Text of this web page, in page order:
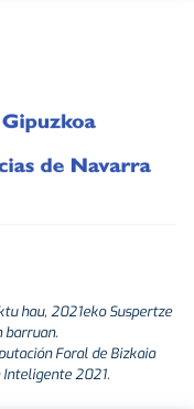
hau, 2021eko Suspertze
barruan.
Foral de Bizkaia
2021.